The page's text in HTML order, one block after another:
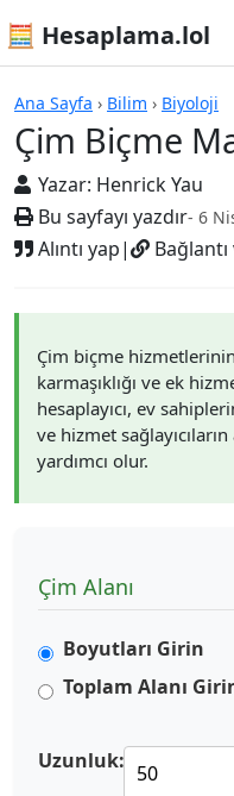
🧮 Hesaplama.lol
Ana Sayfa › Bilim › Biyoloji
Çim Biçme
Yazar: Henrick Yau
Bu sayfayı yazdır- 6
Alıntı yap|
Hesap
Çim biçme
karmaşıklığı ve ek
hesaplayıcı, ev
ve hizmet
yardımcı olur.
Çim Alanı
Boyutları Girin
Toplam Alanı
Uzunluk: